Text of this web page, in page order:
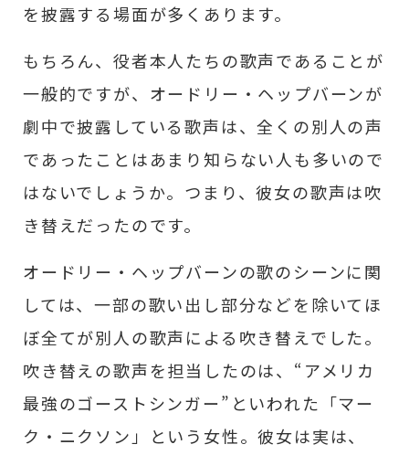
を披露する場面が多くあります。
もちろん、役者本人たちの歌声であることが
一般的ですが、オードリー・ヘップバーンが
劇中で披露している歌声は、全くの別人の声
であったことはあまり知らない人も多いので
はないでしょうか。つまり、彼女の歌声は吹
き替えだったのです。
オードリー・ヘップバーンの歌のシーンに関
しては、一部の歌い出し部分などを除いてほ
ぼ全てが別人の歌声による吹き替えでした。
吹き替えの歌声を担当したのは、“アメリカ
最強のゴーストシンガー”といわれた「マー
ク・ニクソン」という女性。彼女は実は、